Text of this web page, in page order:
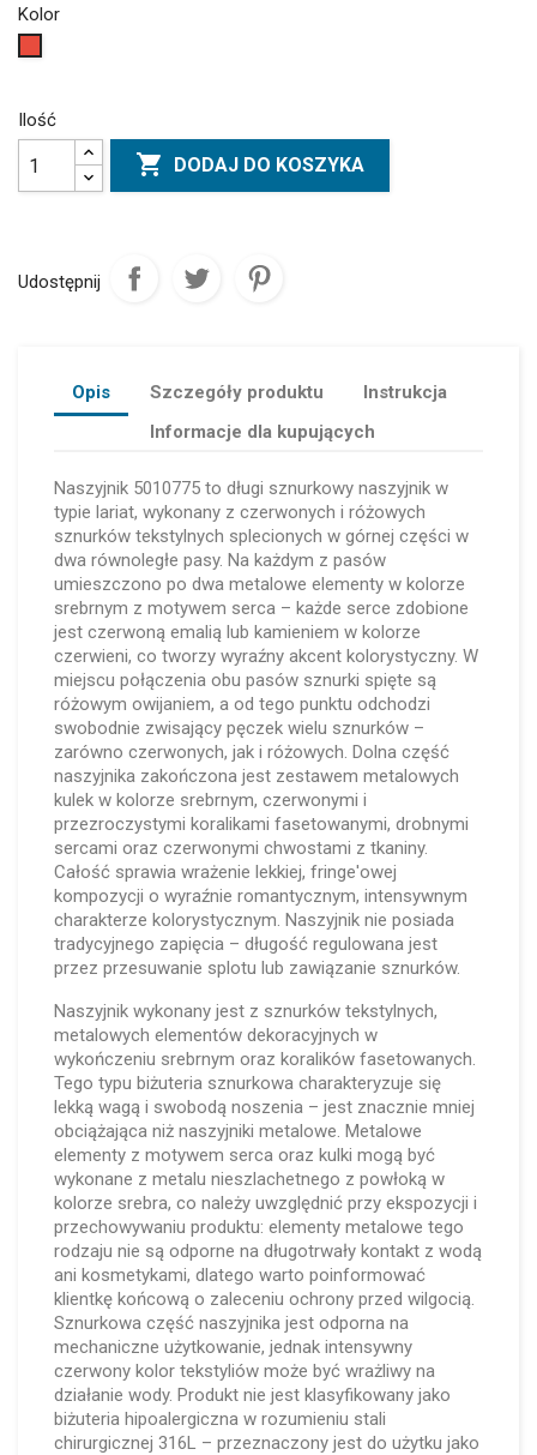
Kolor
Ilość
 DODAJ DO KOSZYKA
Udostępnij
Opis Szczegóły produktu
Instrukcja
Informacje dla kupujących
Naszyjnik 5010775 to długi sznurkowy naszyjnik w
typie lariat, wykonany z czerwonych i różowych
sznurków tekstylnych splecionych w górnej części w
dwa równoległe pasy. Na każdym z pasów
umieszczono po dwa metalowe elementy w kolorze
srebrnym z motywem serca – każde serce zdobione
jest czerwoną emalią lub kamieniem w kolorze
czerwieni, co tworzy wyraźny akcent kolorystyczny. W
miejscu połączenia obu pasów sznurki spięte są
różowym owijaniem, a od tego punktu odchodzi
swobodnie zwisający pęczek wielu sznurków –
zarówno czerwonych, jak i różowych. Dolna część
naszyjnika zakończona jest zestawem metalowych
kulek w kolorze srebrnym, czerwonymi i
przezroczystymi koralikami fasetowanymi, drobnymi
sercami oraz czerwonymi chwostami z tkaniny.
Całość sprawia wrażenie lekkiej, fringe'owej
kompozycji o wyraźnie romantycznym, intensywnym
charakterze kolorystycznym. Naszyjnik nie posiada
tradycyjnego zapięcia – długość regulowana jest
przez przesuwanie splotu lub zawiązanie sznurków.
Naszyjnik wykonany jest z sznurków tekstylnych,
metalowych elementów dekoracyjnych w
wykończeniu srebrnym oraz koralików fasetowanych.
Tego typu biżuteria sznurkowa charakteryzuje się
lekką wagą i swobodą noszenia – jest znacznie mniej
obciążająca niż naszyjniki metalowe. Metalowe
elementy z motywem serca oraz kulki mogą być
wykonane z metalu nieszlachetnego z powłoką w
kolorze srebra, co należy uwzględnić przy ekspozycji i
przechowywaniu produktu: elementy metalowe tego
rodzaju nie są odporne na długotrwały kontakt z wodą
ani kosmetykami, dlatego warto poinformować
klientkę końcową o zaleceniu ochrony przed wilgocią.
Sznurkowa część naszyjnika jest odporna na
mechaniczne użytkowanie, jednak intensywny
czerwony kolor tekstyliów może być wrażliwy na
działanie wody. Produkt nie jest klasyfikowany jako
biżuteria hipoalergiczna w rozumieniu stali
chirurgicznej 316L – przeznaczony jest do użytku jako